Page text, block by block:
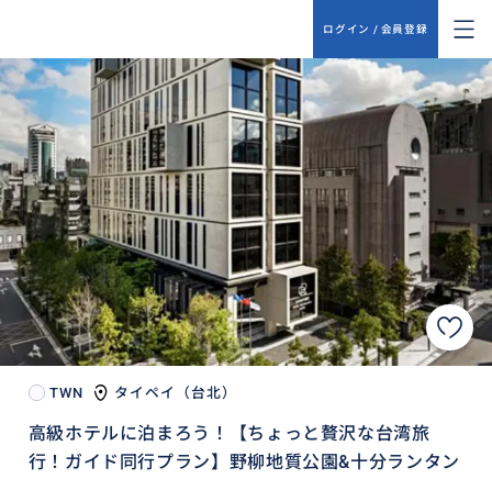
ログイン / 会員登録
TWN タイペイ（台北）
高級ホテルに泊まろう！【ちょっと贅沢な台湾旅
行！ガイド同行プラン】野柳地質公園&十分ランタン